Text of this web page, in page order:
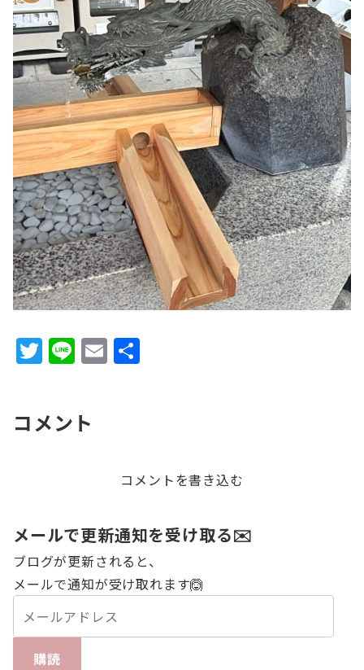
T
w
te
Li
n
E
m
コメント
コメントを書き込む
メールで更新通知を受け取る✉️
ブログが更新されると、
メールで通知が受け取れます🙆
購読